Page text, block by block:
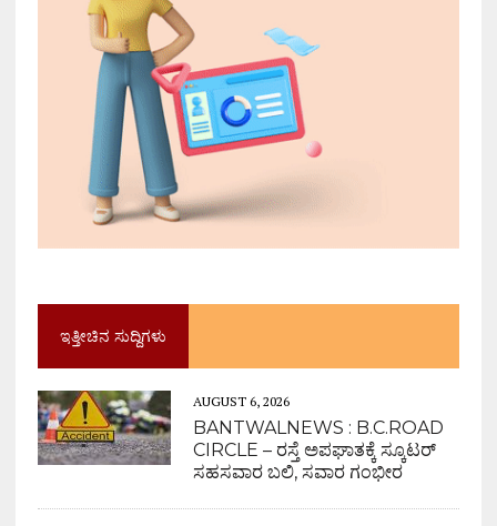
ಇತ್ತೀಚಿನ ಸುದ್ದಿಗಳು
AUGUST 6, 2026
BANTWALNEWS : B.C.ROAD
CIRCLE – ರಸ್ತೆ ಅಪಘಾತಕ್ಕೆ ಸ್ಕೂಟರ್
ಸಹಸವಾರ ಬಲಿ, ಸವಾರ ಗಂಭೀರ